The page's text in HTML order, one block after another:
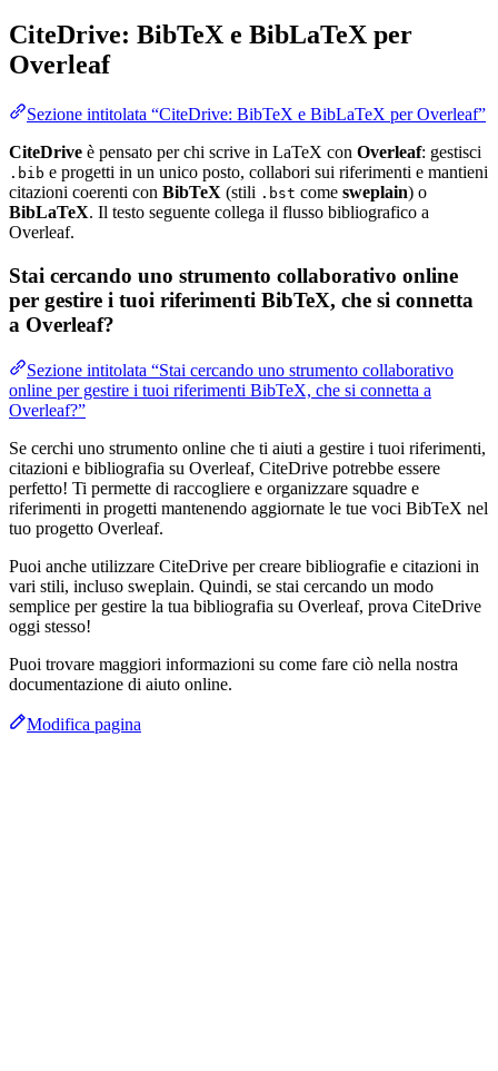
CiteDrive: BibTeX e BibLaTeX per
Overleaf
Sezione intitolata “CiteDrive: BibTeX e BibLaTeX per Overleaf”
CiteDrive è pensato per chi scrive in LaTeX con Overleaf: gestisci
.bib e progetti in un unico posto, collabori sui riferimenti e mantieni
citazioni coerenti con BibTeX (stili .bst come sweplain) o
BibLaTeX. Il testo seguente collega il flusso bibliografico a
Overleaf.
Stai cercando uno strumento collaborativo online
per gestire i tuoi riferimenti BibTeX, che si connetta
a Overleaf?
Sezione intitolata “Stai cercando uno strumento collaborativo
online per gestire i tuoi riferimenti BibTeX, che si connetta a
Overleaf?”
Se cerchi uno strumento online che ti aiuti a gestire i tuoi riferimenti,
citazioni e bibliografia su Overleaf, CiteDrive potrebbe essere
perfetto! Ti permette di raccogliere e organizzare squadre e
riferimenti in progetti mantenendo aggiornate le tue voci BibTeX nel
tuo progetto Overleaf.
Puoi anche utilizzare CiteDrive per creare bibliografie e citazioni in
vari stili, incluso sweplain. Quindi, se stai cercando un modo
semplice per gestire la tua bibliografia su Overleaf, prova CiteDrive
oggi stesso!
Puoi trovare maggiori informazioni su come fare ciò nella nostra
documentazione di aiuto online.
Modifica pagina